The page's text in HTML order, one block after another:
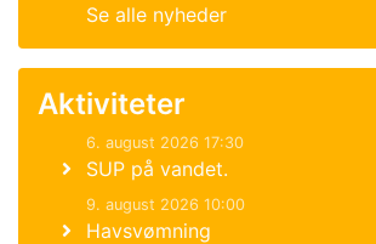
Se alle nyheder
Aktiviteter
6. august 2026 17:30
SUP på vandet.
9. august 2026 10:00
Havsvømning